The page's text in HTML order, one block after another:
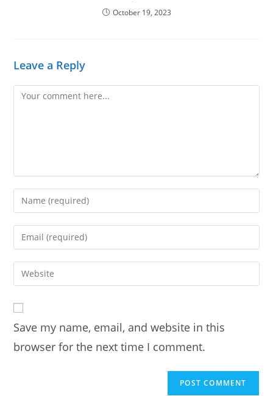
October 19, 2023
Leave a Reply
Comment
Enter
your
name
comment
Enter
your
email
address
Enter
your
URL
(optional)
Save my name, email, and website in this
browser for the next time I comment.